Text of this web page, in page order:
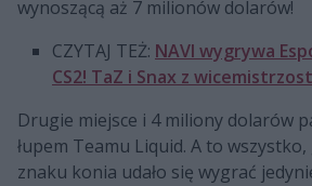
wynoszącą aż 7 milionów dolarów!
CZYTAJ TEŻ: NAVI wygrywa
CS2! TaZ i Snax z
Drugie miejsce i 4 miliony dolarów
łupem Teamu Liquid. A to
znaku konia udało się wygrać